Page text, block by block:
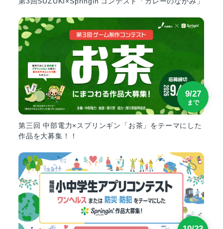
第三回 中部電力×スプリンギン「お茶」をテーマにした
作品を大募集！！
9/27
まで